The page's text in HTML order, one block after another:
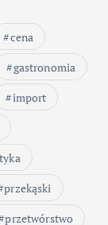
cena
gastronomia
import
przekąski
przetwórstwo